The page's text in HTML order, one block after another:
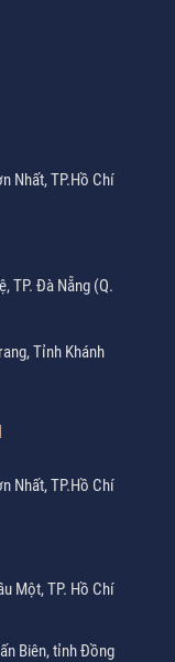
Nhất, TP.Hồ Chí
TP. Đà Nẵng (Q.
Tỉnh Khánh
Nhất, TP.Hồ Chí
Một, TP. Hồ Chí
Biên, tỉnh Đồng